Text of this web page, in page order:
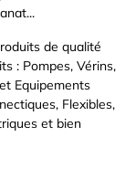
de qualité
: Pompes, Vérins,
Equipements
Flexibles,
et bien